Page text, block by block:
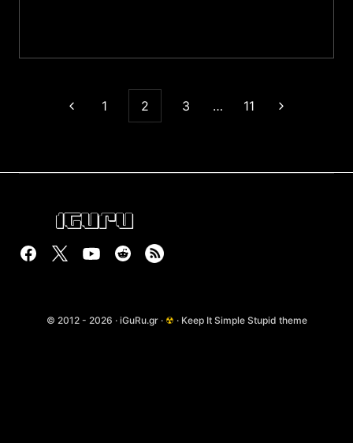
1 2 3 … 11
© 2012 - 2026 · iGuRu.gr · ☢ · Keep It Simple Stupid theme